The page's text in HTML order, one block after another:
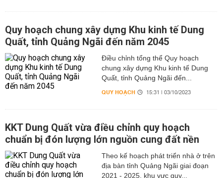
Quy hoạch chung xây dựng Khu kinh tế Dung
Quất, tỉnh Quảng Ngãi đến năm 2045
Điều chỉnh tổng thể Quy hoạch
chung xây dựng Khu kinh tế Dung
Quất, tỉnh Quảng Ngãi đến...
QUY HOẠCH 15:31 | 03/10/2023
KKT Dung Quất vừa điều chỉnh quy hoạch
chuẩn bị đón lượng lớn nguồn cung đất nền
Theo kế hoạch phát triển nhà ở trên
địa bàn tỉnh Quảng Ngãi giai đoạn
2021 - 2025, khu vực quy...